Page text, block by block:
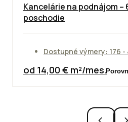
Kancelárie na podnájom –
poschodie
Dostupné výmery: 176 -
od 14,00 € m²/mes.